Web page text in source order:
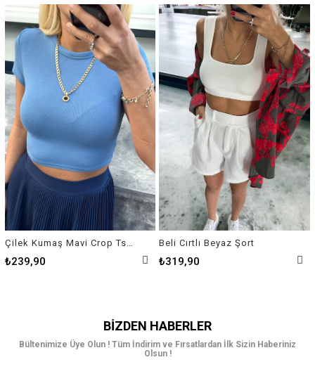
₺239,90
Beli Cırtlı Beyaz Şort
₺319,90
BIZDEN HABERLER
Bültenimize Üye Olun ! Tüm İndirim ve Fırsatlardan İlk Sizin Haberiniz
Olsun !